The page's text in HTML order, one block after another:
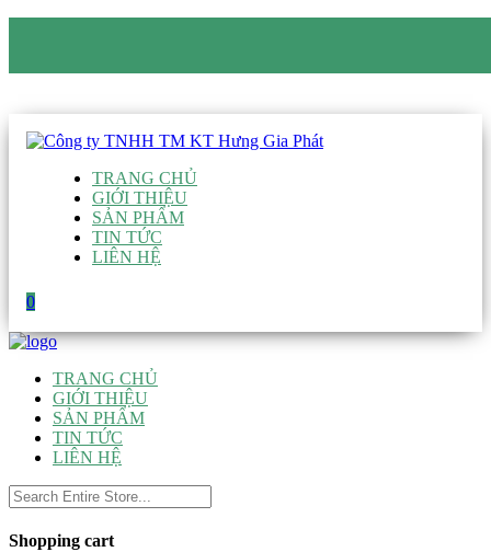
TRANG CHỦ
GIỚI THIỆU
SẢN PHẨM
TIN TỨC
LIÊN HỆ
0
TRANG CHỦ
GIỚI THIỆU
SẢN PHẨM
TIN TỨC
LIÊN HỆ
Shopping cart